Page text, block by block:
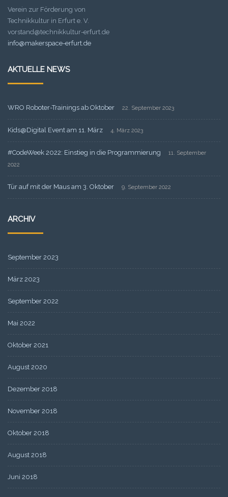
Verein zur Förderung von
Technikkultur in Erfurt e. V.
vorstand@technikkultur-erfurt.de
info@makerspace-erfurt.de
AKTUELLE NEWS
WRO Roboter-Trainings ab Oktober 22. September 2023
Kids@Digital Event am 11. März 4. März 2023
#CodeWeek 2022: Einstieg in die Programmierung
11. September
2022
Tür auf mit der Maus am 3. Oktober 9. September 2022
ARCHIV
September 2023
März 2023
September 2022
Mai 2022
Oktober 2021
August 2020
Dezember 2018
November 2018
Oktober 2018
August 2018
Juni 2018